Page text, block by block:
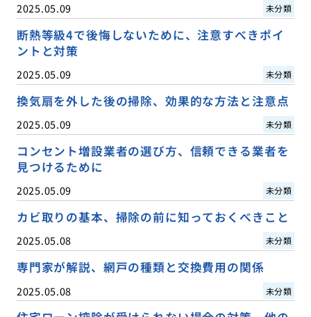
2025.05.09 未分類
断熱等級4で後悔しないために、注意すべきポイ
ントと対策
2025.05.09 未分類
換気扇を外した後の掃除、効果的な方法と注意点
2025.05.09 未分類
コンセント増設業者の選び方、信頼できる業者を
見つけるために
2025.05.09 未分類
カビ取りの基本、掃除の前に知っておくべきこと
2025.05.08 未分類
専門家が解説、網戸の種類と交換費用の関係
2025.05.08 未分類